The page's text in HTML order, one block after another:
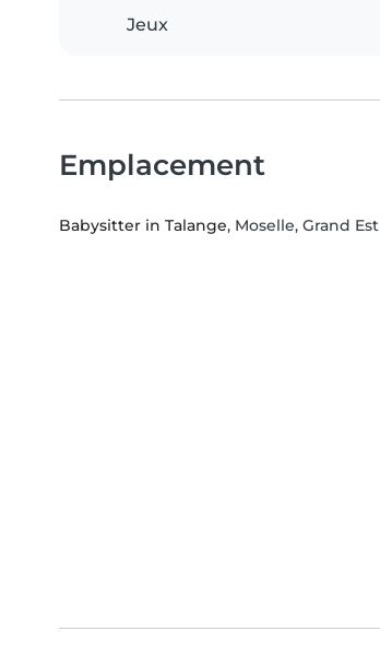
Jeux
Emplacement
Babysitter in Talange, Moselle, Grand Est